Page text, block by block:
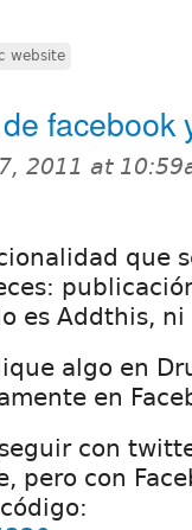
website
facebook
2011 at
que
es Addthis, ni
algo en
en
con
pero con